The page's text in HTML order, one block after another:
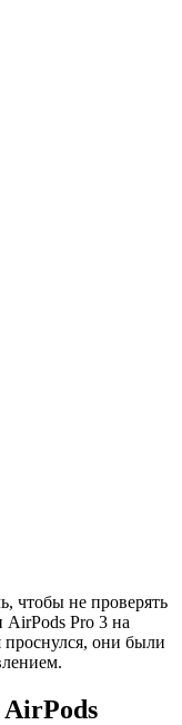
чтобы не проверять
AirPods Pro 3 на
проснулся, они были